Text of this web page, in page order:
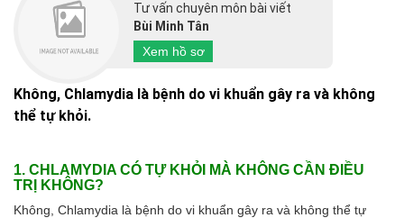
Tư vấn chuyên môn bài viết
Bùi Minh Tân
Xem hồ sơ
Không, Chlamydia là bệnh do vi khuẩn gây ra và không
thể tự khỏi.
1. CHLAMYDIA CÓ TỰ KHỎI MÀ KHÔNG CẦN ĐIỀU
TRỊ KHÔNG?
Không, Chlamydia là bệnh do vi khuẩn gây ra và không thể tự